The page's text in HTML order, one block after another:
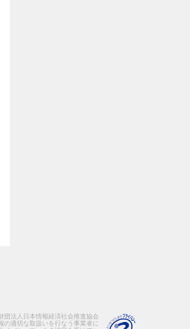
団法人日本情報経済社会推進協会
の適切な取扱いを行なう事業者に